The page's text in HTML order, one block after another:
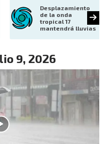
Desplazamiento
de la onda
tropical 17
mantendrá lluvias
9, 2026